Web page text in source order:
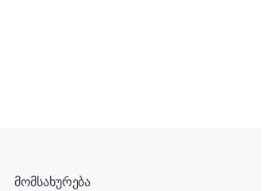
მომსახურება